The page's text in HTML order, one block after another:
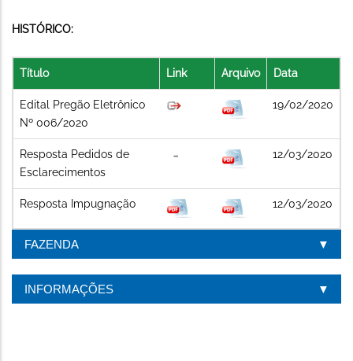
HISTÓRICO:
Título Link Arquivo Data
Edital Pregão Eletrônico
Nº 006/2020
19/02/2020
Resposta Pedidos de
Esclarecimentos
12/03/2020
Resposta Impugnação 12/03/2020
FAZENDA
INFORMAÇÕES